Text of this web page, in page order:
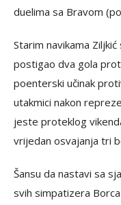
duelima sa Bravom
Starim navikama
postigao dva gola
poenterski učinak
utakmici nakon
jeste proteklog
vrijedan osvajanja tri
Šansu da nastavi sa
svih simpatizera